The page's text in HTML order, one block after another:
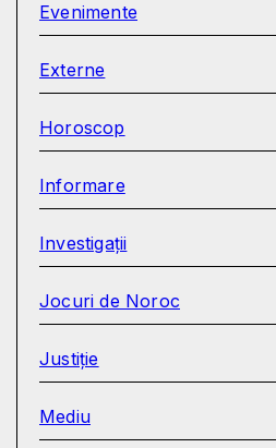
Evenimente
Externe
Horoscop
Informare
Investigații
Jocuri de Noroc
Justiție
Mediu